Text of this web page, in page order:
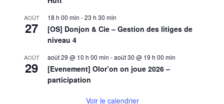
AOÛT
27
18 h 00 min -23 h 30 min
[OS] Donjon & Cie – Gestion des litiges de
niveau 4
AOÛT
29
août 29 @ 10 h 00 min -août 30 @ 19 h 00 min
[Evenement] Olor’on on joue 2026 –
participation
Voir le calendrier